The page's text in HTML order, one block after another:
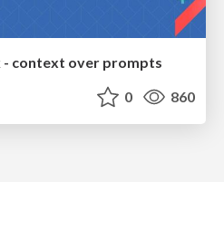
- context over prompts
0 860